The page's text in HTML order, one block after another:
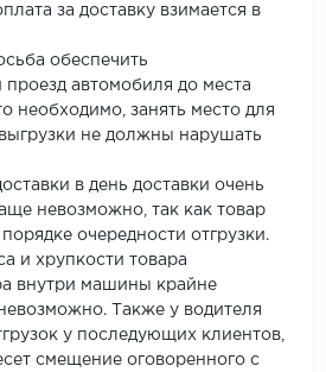
за доставку взимается в
обеспечить
проезд автомобиля до места
необходимо, занять место для
не должны нарушать
в день доставки очень
невозможно, так как товар
очередности отгрузки.
и хрупкости товара
внутри машины крайне
Также у водителя
у последующих клиентов,
смещение оговоренного с